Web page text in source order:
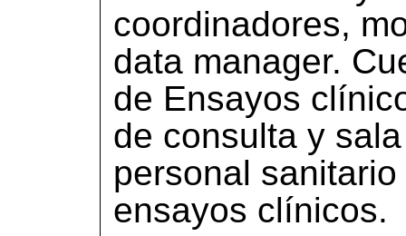
coordinadores,
data manager.
de Ensayos
de consulta y
personal
ensayos clínicos.